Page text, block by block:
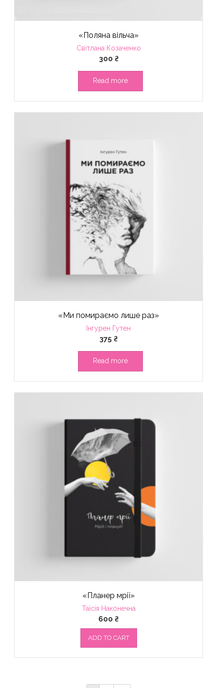
«Поляна вільча»
Світлана Козаченко
300 ₴
Read more
«Ми помираємо лише раз»
Інгурен Гутен
375 ₴
Read more
«Планер мрії»
Таїсія Наконечна
600 ₴
ADD TO CART